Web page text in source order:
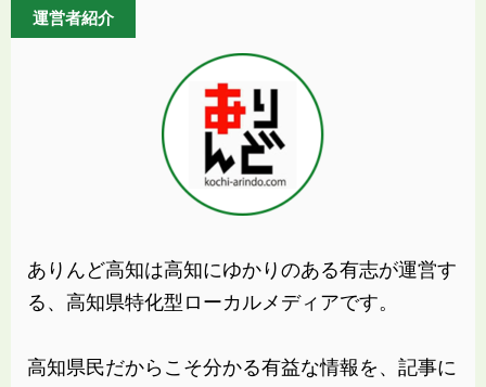
運営者紹介
ありんど高知は高知にゆかりのある有志が運営す
る、高知県特化型ローカルメディアです。
高知県民だからこそ分かる有益な情報を、記事に